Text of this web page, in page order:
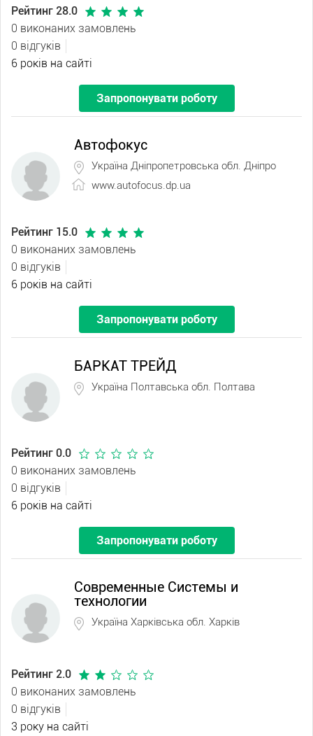
Рейтинг 28.0
0 виконаних замовлень
0 відгуків
6 років на сайті
Запропонувати роботу
Автофокус
Україна Дніпропетровська обл. Дніпро
www.autofocus.dp.ua
Рейтинг 15.0
0 виконаних замовлень
0 відгуків
6 років на сайті
Запропонувати роботу
БАРКАТ ТРЕЙД
Україна Полтавська обл. Полтава
Рейтинг 0.0
0 виконаних замовлень
0 відгуків
6 років на сайті
Запропонувати роботу
Современные Системы и
технологии
Україна Харківська обл. Харків
Рейтинг 2.0
0 виконаних замовлень
0 відгуків
3 року на сайті